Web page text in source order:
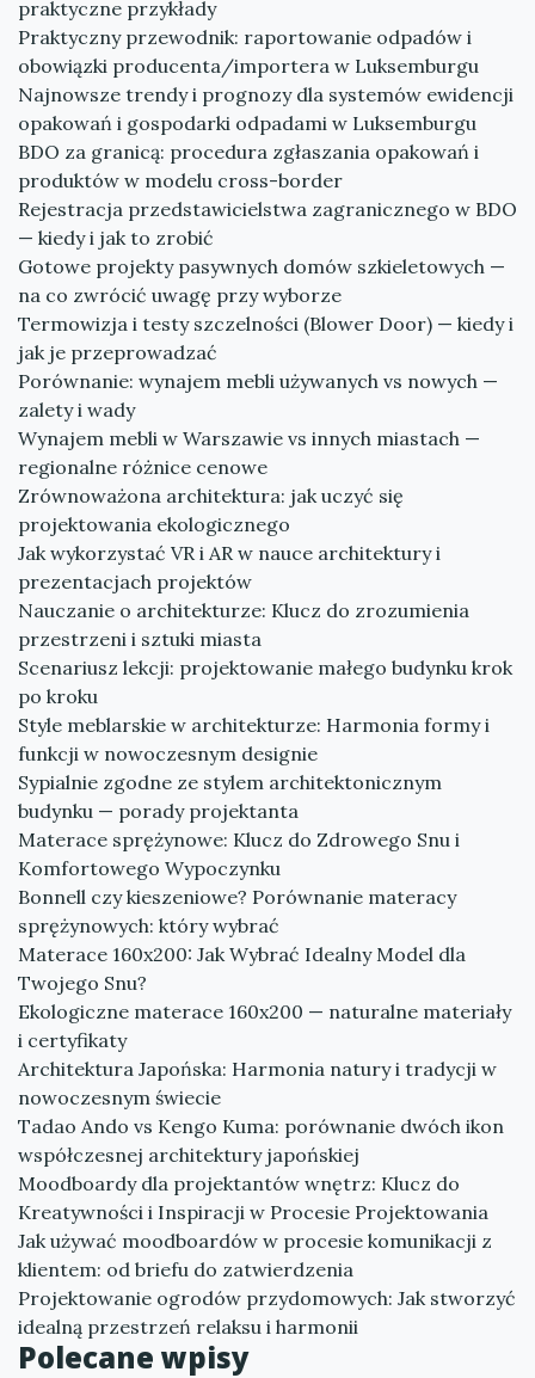
praktyczne przykłady
Praktyczny przewodnik: raportowanie odpadów i
obowiązki producenta/importera w Luksemburgu
Najnowsze trendy i prognozy dla systemów ewidencji
opakowań i gospodarki odpadami w Luksemburgu
BDO za granicą: procedura zgłaszania opakowań i
produktów w modelu cross-border
Rejestracja przedstawicielstwa zagranicznego w BDO
— kiedy i jak to zrobić
Gotowe projekty pasywnych domów szkieletowych —
na co zwrócić uwagę przy wyborze
Termowizja i testy szczelności (Blower Door) — kiedy i
jak je przeprowadzać
Porównanie: wynajem mebli używanych vs nowych —
zalety i wady
Wynajem mebli w Warszawie vs innych miastach —
regionalne różnice cenowe
Zrównoważona architektura: jak uczyć się
projektowania ekologicznego
Jak wykorzystać VR i AR w nauce architektury i
prezentacjach projektów
Nauczanie o architekturze: Klucz do zrozumienia
przestrzeni i sztuki miasta
Scenariusz lekcji: projektowanie małego budynku krok
po kroku
Style meblarskie w architekturze: Harmonia formy i
funkcji w nowoczesnym designie
Sypialnie zgodne ze stylem architektonicznym
budynku — porady projektanta
Materace sprężynowe: Klucz do Zdrowego Snu i
Komfortowego Wypoczynku
Bonnell czy kieszeniowe? Porównanie materacy
sprężynowych: który wybrać
Materace 160x200: Jak Wybrać Idealny Model dla
Twojego Snu?
Ekologiczne materace 160x200 — naturalne materiały
i certyfikaty
Architektura Japońska: Harmonia natury i tradycji w
nowoczesnym świecie
Tadao Ando vs Kengo Kuma: porównanie dwóch ikon
współczesnej architektury japońskiej
Moodboardy dla projektantów wnętrz: Klucz do
Kreatywności i Inspiracji w Procesie Projektowania
Jak używać moodboardów w procesie komunikacji z
klientem: od briefu do zatwierdzenia
Projektowanie ogrodów przydomowych: Jak stworzyć
idealną przestrzeń relaksu i harmonii
Polecane wpisy